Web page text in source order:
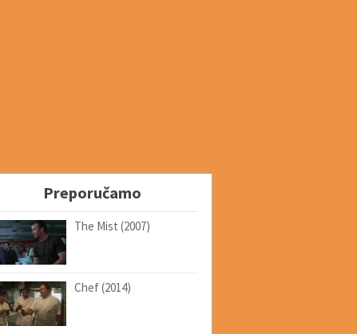
Preporučamo
The Mist (2007)
Chef (2014)